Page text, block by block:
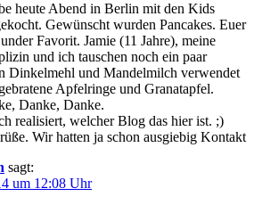
heute Abend in Berlin mit den Kids
Gewünscht wurden Pancakes. Euer
Favorit. Jamie (11 Jahre), meine
und ich tauschen noch ein paar
Dinkelmehl und Mandelmilch verwendet
Apfelringe und Granatapfel.
Danke, Danke.
realisiert, welcher Blog das hier ist. ;)
Wir hatten ja schon ausgiebig Kontakt
sagt:
um 12:08 Uhr